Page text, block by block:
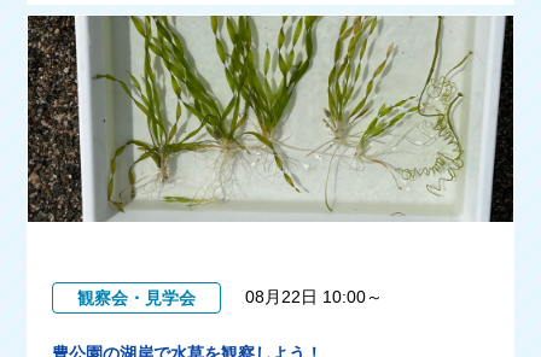
観察会・見学会 08月22日 10:00～